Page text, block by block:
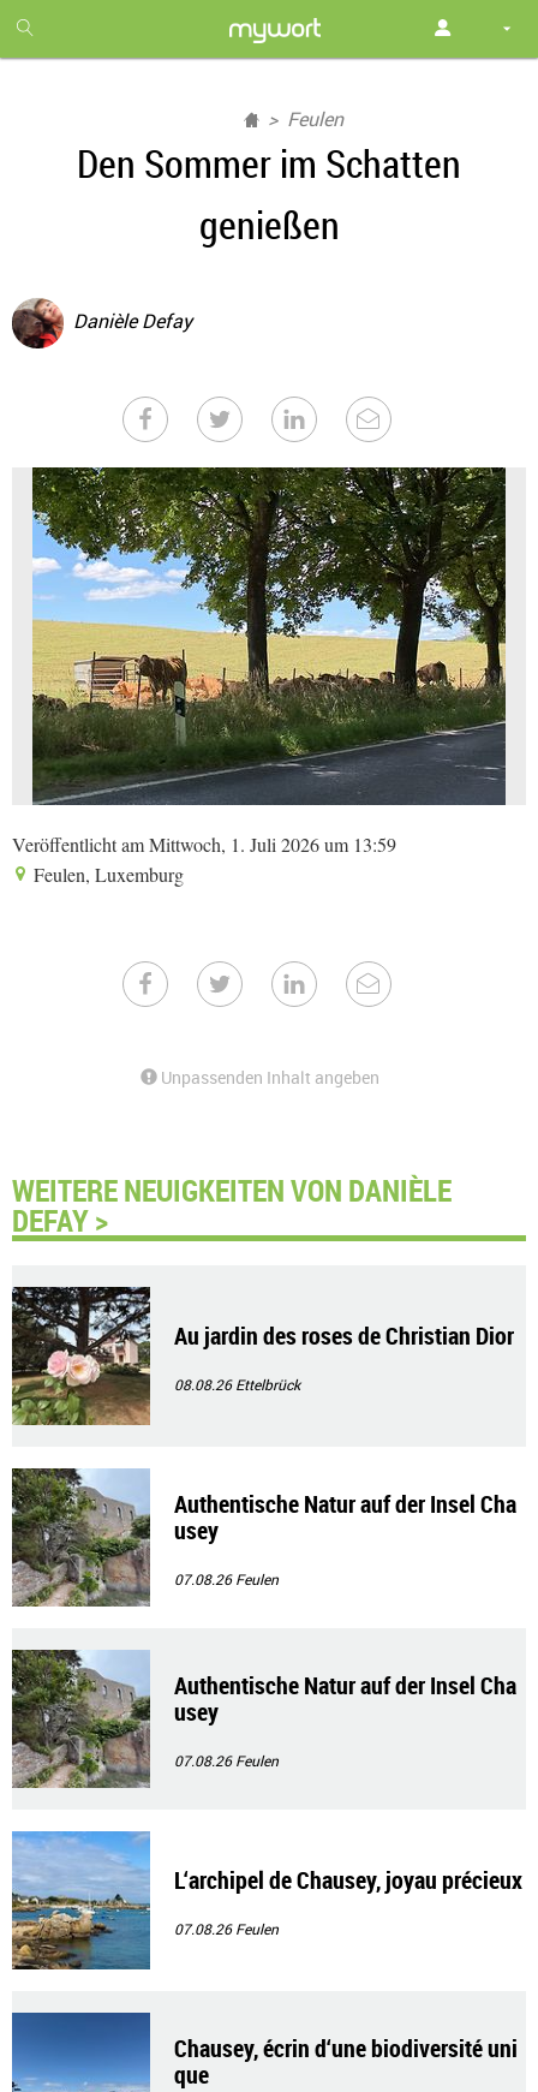
month
free
Feulen
Den Sommer im Schatten
genießen
Danièle Defay
Veröffentlicht am Mittwoch, 1. Juli 2026 um 13:59
Feulen, Luxemburg
Unpassenden Inhalt angeben
WEITERE NEUIGKEITEN VON DANIÈLE
DEFAY >
Au jardin des roses de Christian Dior
08.08.26Ettelbrück
Authentische Natur auf der Insel Cha
usey
07.08.26Feulen
Authentische Natur auf der Insel Cha
usey
07.08.26Feulen
L‘archipel de Chausey, joyau précieux
07.08.26Feulen
Chausey, écrin d‘une biodiversité uni
que